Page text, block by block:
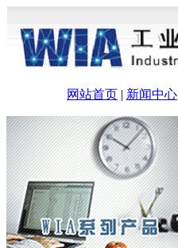
网站首页 | 新闻中心